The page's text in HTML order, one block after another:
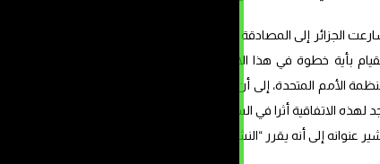
بأية خطوة في هذا الاتجاه إلى غاية متم عقد الثمانينيات، إذ
عنوانه إلى أنه يقرر “النشر” بناء على وثائق المصادقة التي تبادلها البلدان